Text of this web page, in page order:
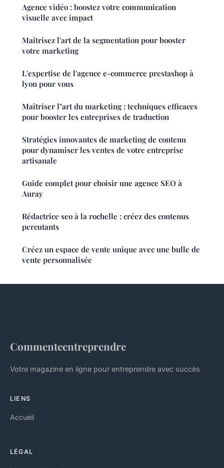
Agence vidéo : boostez votre communication
visuelle avec impact
Maîtrisez l'art de la segmentation pour booster
votre marketing
L'expertise de l'agence e-commerce prestashop à
lyon pour vous
Maîtriser l"art du marketing : techniques efficaces
pour booster les entreprises de traduction
Stratégies innovantes de marketing de contenu
pour dynamiser les ventes de votre entreprise
artisanale
Guide complet pour choisir une agence SEO à
Auray
Rédactrice seo à la rochelle : créez des contenus
percutants
Créez un espace de vente unique avec une bulle de
vente personnalisée
Commenteentreprendre
Votre magazine en ligne pour entreprendre avec succès
LIENS
Accueil
LÉGAL